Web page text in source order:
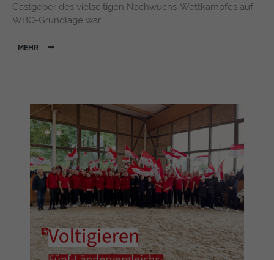
Gastgeber des vielseitigen Nachwuchs-Wettkampfes auf
WBO-Grundlage war.
MEHR